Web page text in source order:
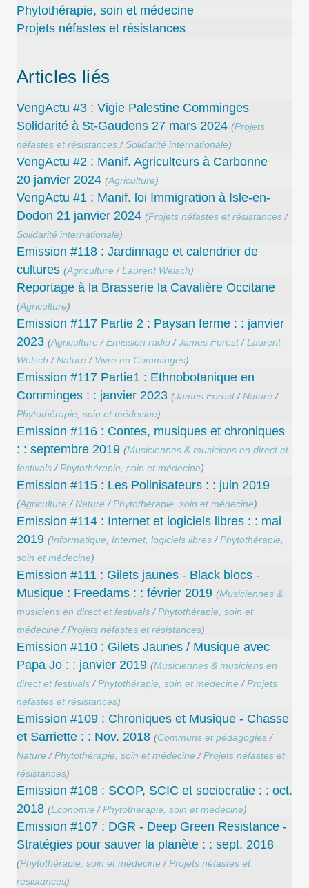
Phytothérapie, soin et médecine
Projets néfastes et résistances
Articles liés
VengActu #3 : Vigie Palestine Comminges
Solidarité à St-Gaudens 27 mars 2024 (Projets
néfastes et résistances/Solidarité internationale)
VengActu #2 : Manif. Agriculteurs à Carbonne
20 janvier 2024 (Agriculture)
VengActu #1 : Manif. loi Immigration à Isle-en-
Dodon 21 janvier 2024 (Projets néfastes et résistances/
Solidarité internationale)
Emission #118 : Jardinnage et calendrier de
cultures (Agriculture/Laurent Welsch)
Reportage à la Brasserie la Cavalière Occitane
(Agriculture)
Emission #117 Partie 2 : Paysan ferme : : janvier
2023 (Agriculture/Emission radio/James Forest/Laurent
Welsch /Nature/ Vivre en Comminges)
Emission #117 Partie1 : Ethnobotanique en
Comminges : : janvier 2023 (James Forest/Nature/
Phytothérapie, soin et médecine)
Emission #116 : Contes, musiques et chroniques
: : septembre 2019 (Musiciennes & musiciens en direct et
festivals/Phytothérapie, soin et médecine)
Emission #115 : Les Polinisateurs : : juin 2019
(Agriculture/Nature/Phytothérapie, soin et médecine)
Emission #114 : Internet et logiciels libres : : mai
2019 (Informatique, Internet, logiciels libres/Phytothérapie,
soin et médecine)
Emission #111 : Gilets jaunes - Black blocs -
Musique : Freedams : : février 2019 (Musiciennes &
musiciens en direct et festivals/Phytothérapie, soin et
médecine/Projets néfastes et résistances)
Emission #110 : Gilets Jaunes / Musique avec
Papa Jo : : janvier 2019 (Musiciennes & musiciens en
direct et festivals/Phytothérapie, soin et médecine/Projets
néfastes et résistances)
Emission #109 : Chroniques et Musique - Chasse
et Sarriette : : Nov. 2018 (Communs et pédagogies/
Nature/Phytothérapie, soin et médecine/Projets néfastes et
résistances)
Emission #108 : SCOP, SCIC et sociocratie : : oct.
2018 (Economie/Phytothérapie, soin et médecine)
Emission #107 : DGR - Deep Green Resistance -
Stratégies pour sauver la planète : : sept. 2018
(Phytothérapie, soin et médecine/Projets néfastes et
résistances)